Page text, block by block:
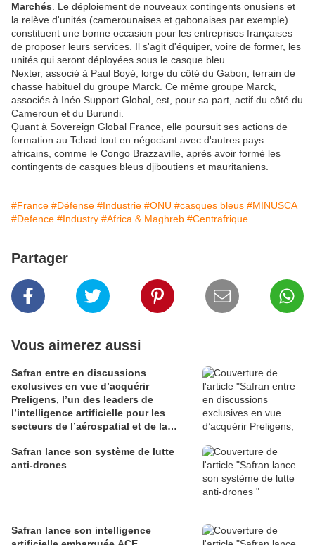
Marchés . Le déploiement de nouveaux contingents onusiens et
la relève d'unités (camerounaises et gabonaises par exemple)
constituent une bonne occasion pour les entreprises françaises
de proposer leurs services. Il s'agit d'équiper, voire de former, les
unités qui seront déployées sous le casque bleu.
Nexter, associé à Paul Boyé, lorge du côté du Gabon, terrain de
chasse habituel du groupe Marck. Ce même groupe Marck,
associés à Inéo Support Global, est, pour sa part, actif du côté du
Cameroun et du Burundi.
Quant à Sovereign Global France, elle poursuit ses actions de
formation au Tchad tout en négociant avec d'autres pays
africains, comme le Congo Brazzaville, après avoir formé les
contingents de casques bleus djiboutiens et mauritaniens.
#France #Défense #Industrie #ONU #casques bleus #MINUSCA
#Defence #Industry #Africa & Maghreb #Centrafrique
Partager
Vous aimerez aussi
Safran entre en discussions
exclusives en vue d’acquérir
Preligens, l’un des leaders de
l’intelligence artificielle pour les
secteurs de l’aérospatial et de la
Safran lance son système de lutte
anti-drones
Safran lance son intelligence